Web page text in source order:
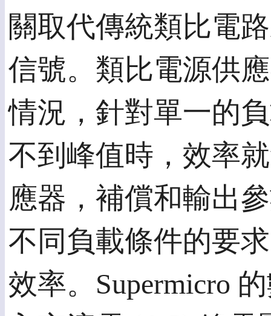
關取代傳統類比電
信號。類比電源供
情況，針對單一的
不到峰值時，效率
應器，補償和輸出
不同負載條件的要
效率。Supermicro